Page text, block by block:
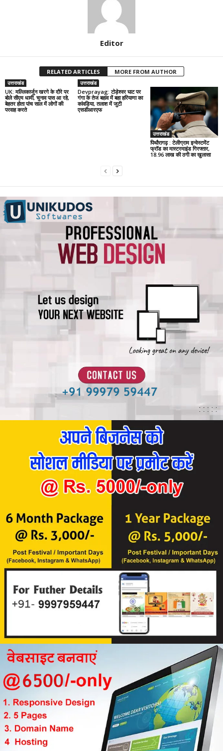
Editor
RELATED ARTICLES MORE FROM AUTHOR
उत्तराखंड
UK: मल्लिकार्जुन खरगे के दौरे पर
बोले सीएम धामी, चुनाव पास आ रहे,
बेहतर होता पांच साल में लोगों की
परवाह करते
उत्तराखंड
Devprayag: टोड़ेश्वर घाट पर
गंगा के तेज बहाव में बहा हरियाणा का
कांवड़िया, तलाश में जुटी
एसडीआरएफ
उत्तराखंड
पिथौरागढ़ : टेलीग्राम इन्वेस्टमेंट
फ्रॉड का मास्टरमाइंड गिरफ्तार,
18.96 लाख की ठगी का खुलासा